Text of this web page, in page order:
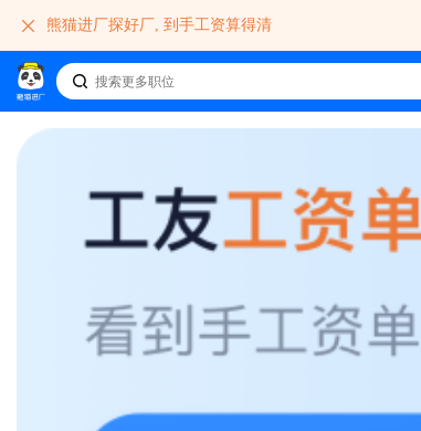
熊猫进厂探好厂, 到手工资算得清